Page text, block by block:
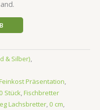
& Silber),
Präsentation,
Stück,Fischbretter
Lachsbretter, 0 cm,